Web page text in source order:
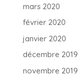
mars 2020
février 2020
janvier 2020
décembre 2019
novembre 2019